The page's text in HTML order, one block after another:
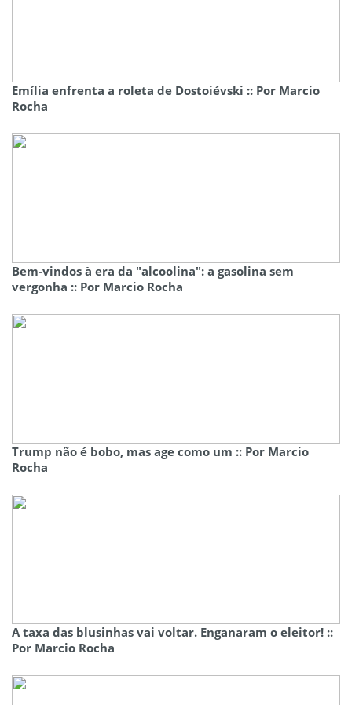
Emília enfrenta a roleta de Dostoiévski :: Por Marcio
Rocha
Bem-vindos à era da "alcoolina": a gasolina sem
vergonha :: Por Marcio Rocha
Trump não é bobo, mas age como um :: Por Marcio
Rocha
A taxa das blusinhas vai voltar. Enganaram o eleitor! ::
Por Marcio Rocha